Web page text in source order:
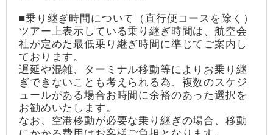
■乗り継ぎ時間について（直行便コースを除く）
ツアー上表示している乗り継ぎ時間は、航空会
社が定めた最低乗り継ぎ時間に準じてご案内し
ております。
遅延や混雑、ターミナル移動等によりお乗り継
ぎできないことも考えられる為、複数のスケジ
ュールがある場合お時間に余裕のあった選択を
お勧めいたします。
なお、空港移動が必要な乗り継ぎの場合、移動